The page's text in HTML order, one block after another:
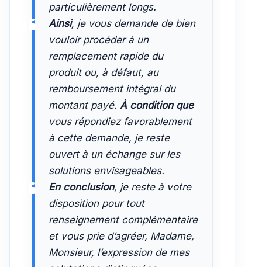
particulièrement longs.
Ainsi, je vous demande de bien
vouloir procéder à un
remplacement rapide du
produit ou, à défaut, au
remboursement intégral du
montant payé. À condition que
vous répondiez favorablement
à cette demande, je reste
ouvert à un échange sur les
solutions envisageables.
En conclusion, je reste à votre
disposition pour tout
renseignement complémentaire
et vous prie d’agréer, Madame,
Monsieur, l’expression de mes